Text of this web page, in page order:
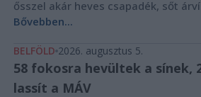
ősszel akár heves csapadék, sőt
Bővebben...
BELFÖLD 2026. augusztus 5.
58 fokosra hevültek a sínek,
lassít a MÁV